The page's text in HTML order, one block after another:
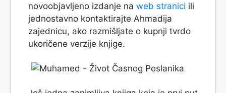
novoobjavljeno izdanje na web stranici ili
jednostavno kontaktirajte Ahmadija
zajednicu, ako razmišljate o kupnji tvrdo
ukoričene verzije knjige.